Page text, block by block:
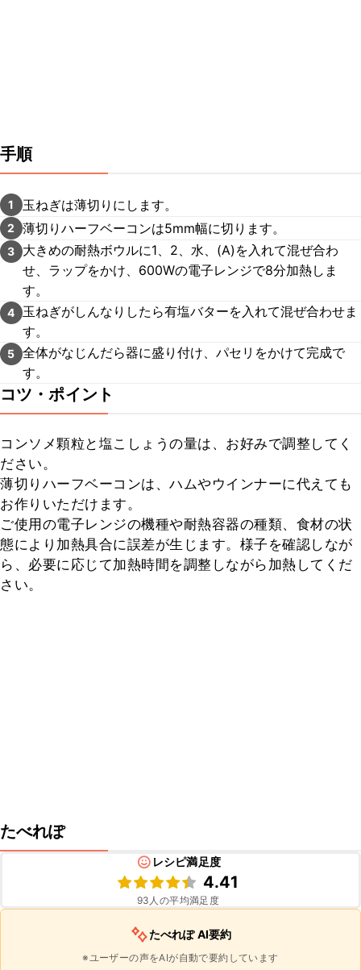
手順
1 玉ねぎは薄切りにします。
2 薄切りハーフベーコンは5mm幅に切ります。
3
大きめの耐熱ボウルに1、2、水、(A)を入れて混ぜ合わ
せ、ラップをかけ、600Wの電子レンジで8分加熱しま
す。
4
玉ねぎがしんなりしたら有塩バターを入れて混ぜ合わせま
す。
5 全体がなじんだら器に盛り付け、パセリをかけて完成で
す。
コツ・ポイント
コンソメ顆粒と塩こしょうの量は、お好みで調整してく
ださい。
薄切りハーフベーコンは、ハムやウインナーに代えても
お作りいただけます。
ご使用の電子レンジの機種や耐熱容器の種類、食材の状
態により加熱具合に誤差が生じます。様子を確認しなが
ら、必要に応じて加熱時間を調整しながら加熱してくだ
さい。
たべれぽ
レシピ満足度
4.41
93 人の平均満足度
たべれぽ AI要約
※ユーザーの声をAIが自動で要約しています